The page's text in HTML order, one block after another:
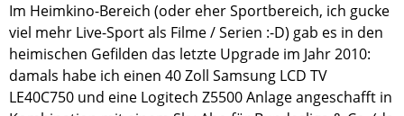
Im Heimkino-Bereich (oder eher Sportbereich, ich gucke
viel mehr Live-Sport als Filme / Serien :-D) gab es in den
heimischen Gefilden das letzte Upgrade im Jahr 2010:
damals habe ich einen 40 Zoll Samsung LCD TV
LE40C750 und eine Logitech Z5500 Anlage angeschafft in